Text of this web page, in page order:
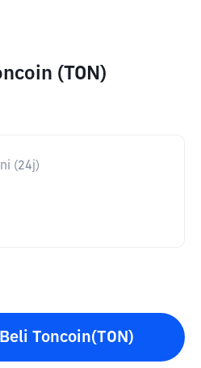
(TON)
(24j)
Toncoin(TON)